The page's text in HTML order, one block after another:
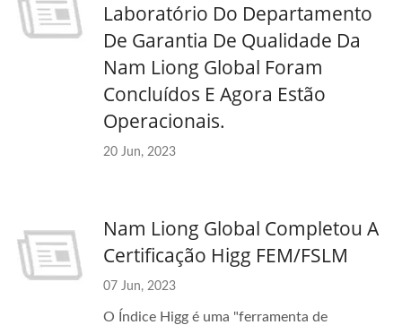
Laboratório Do Departamento
De Garantia De Qualidade Da
Nam Liong Global Foram
Concluídos E Agora Estão
Operacionais.
20 Jun, 2023
Nam Liong Global Completou A
Certificação Higg FEM/FSLM
07 Jun, 2023
O Índice Higg é uma "ferramenta de